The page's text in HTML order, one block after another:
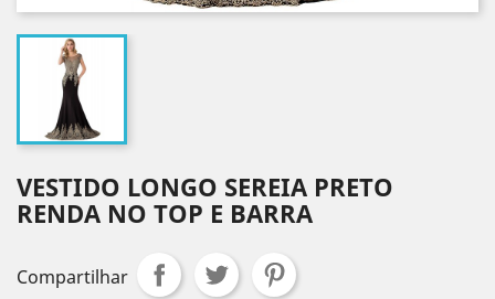
VESTIDO LONGO SEREIA PRETO
RENDA NO TOP E BARRA
Compartilhar